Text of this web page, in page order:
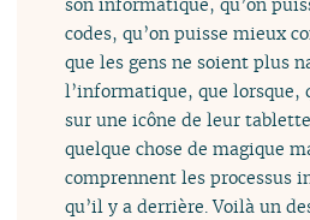
codes, qu’on puisse mieux
que les gens ne soient plus
l’informatique, que lorsque,
sur une icône de leur
quelque chose de magique
comprennent les processus
qu’il y a derrière. Voilà un